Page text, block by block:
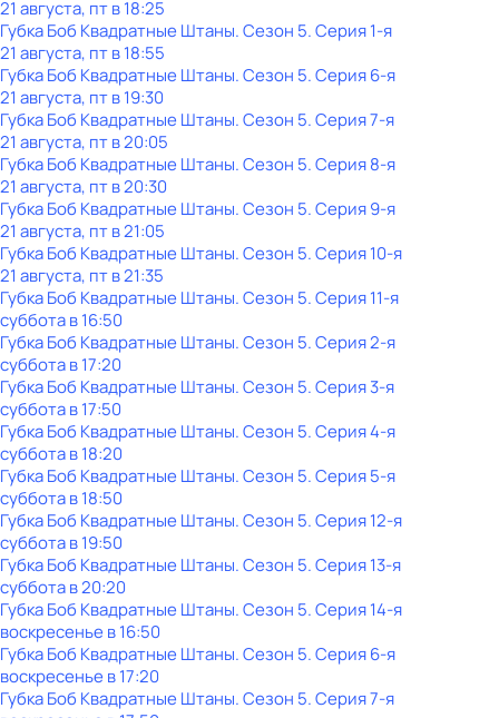
21 августа, пт в 18:25
Губка Боб Квадратные Штаны. Сезон 5. Серия 1-я
21 августа, пт в 18:55
Губка Боб Квадратные Штаны. Сезон 5. Серия 6-я
21 августа, пт в 19:30
Губка Боб Квадратные Штаны. Сезон 5. Серия 7-я
21 августа, пт в 20:05
Губка Боб Квадратные Штаны. Сезон 5. Серия 8-я
21 августа, пт в 20:30
Губка Боб Квадратные Штаны. Сезон 5. Серия 9-я
21 августа, пт в 21:05
Губка Боб Квадратные Штаны. Сезон 5. Серия 10-я
21 августа, пт в 21:35
Губка Боб Квадратные Штаны. Сезон 5. Серия 11-я
субботав16:50
Губка Боб Квадратные Штаны. Сезон 5. Серия 2-я
субботав17:20
Губка Боб Квадратные Штаны. Сезон 5. Серия 3-я
субботав17:50
Губка Боб Квадратные Штаны. Сезон 5. Серия 4-я
субботав18:20
Губка Боб Квадратные Штаны. Сезон 5. Серия 5-я
субботав18:50
Губка Боб Квадратные Штаны. Сезон 5. Серия 12-я
субботав19:50
Губка Боб Квадратные Штаны. Сезон 5. Серия 13-я
субботав20:20
Губка Боб Квадратные Штаны. Сезон 5. Серия 14-я
воскресенье в16:50
Губка Боб Квадратные Штаны. Сезон 5. Серия 6-я
воскресенье в17:20
Губка Боб Квадратные Штаны. Сезон 5. Серия 7-я